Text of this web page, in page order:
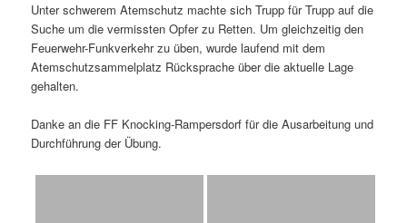
Unter schwerem Atemschutz machte sich Trupp für Trupp auf die
Suche um die vermissten Opfer zu Retten. Um gleichzeitig den
Feuerwehr-Funkverkehr zu üben, wurde laufend mit dem
Atemschutzsammelplatz Rücksprache über die aktuelle Lage
gehalten.
Danke an die FF Knocking-Rampersdorf für die Ausarbeitung und
Durchführung der Übung.